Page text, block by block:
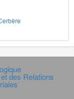
des Relations